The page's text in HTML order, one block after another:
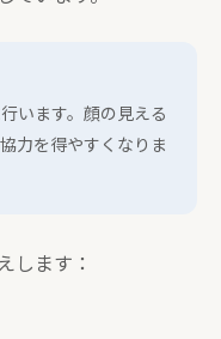
います。顔の見える
力を得やすくなりま
します：